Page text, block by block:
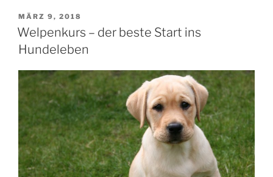
VERÖFFENTLICHT
AM
MÄRZ 9, 2018
Welpenkurs – der beste Start ins
Hundeleben